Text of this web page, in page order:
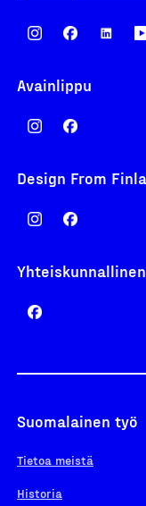
Avainlippu
Design From
Suomalainen työ
Tietoa meistä
Historia